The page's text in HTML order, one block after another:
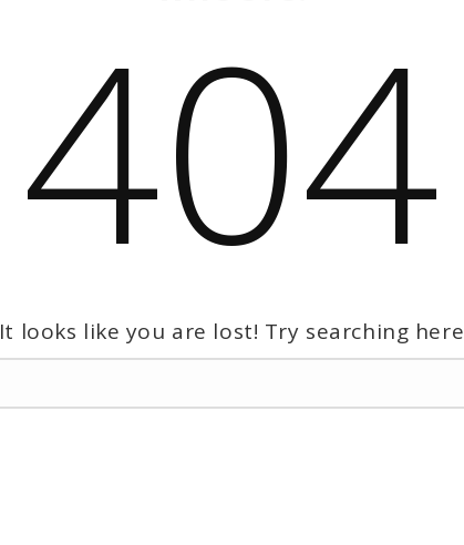
404
It looks like you are lost! Try searching here